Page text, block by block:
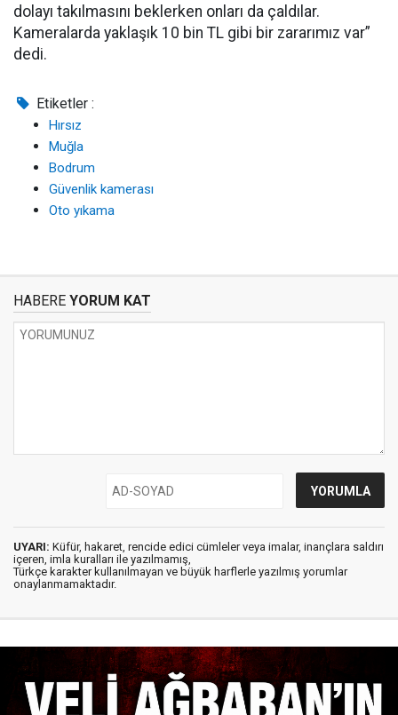
dolayı takılmasını beklerken onları da çaldılar.
Kameralarda yaklaşık 10 bin TL gibi bir zararımız var”
dedi.
Etiketler :
Hırsız
Muğla
Bodrum
Güvenlik kamerası
Oto yıkama
HABERE YORUM KAT
UYARI: Küfür, hakaret, rencide edici cümleler veya imalar, inançlara saldırı
içeren, imla kuralları ile yazılmamış,
Türkçe karakter kullanılmayan ve büyük harflerle yazılmış yorumlar
onaylanmamaktadır.